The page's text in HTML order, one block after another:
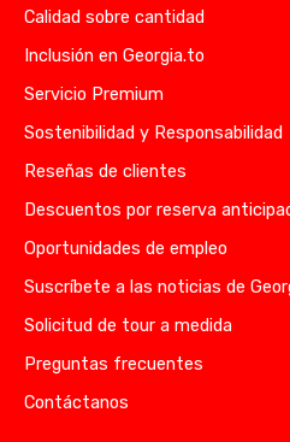
Calidad sobre cantidad
Inclusión en Georgia.to
Servicio Premium
Sostenibilidad y Responsabilidad
Reseñas de clientes
Descuentos por reserva
Oportunidades de empleo
Suscríbete a las noticias de
Solicitud de tour a medida
Preguntas frecuentes
Contáctanos